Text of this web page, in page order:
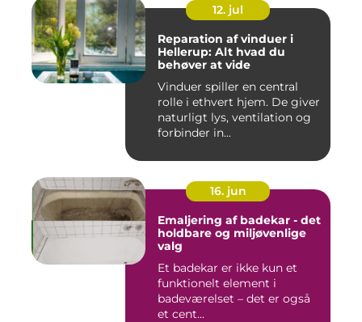
12. jul
Reparation af vinduer i
Hellerup: Alt hvad du
behøver at vide
Vinduer spiller en central
rolle i ethvert hjem. De giver
naturligt lys, ventilation og
forbinder in...
16. jun
Emaljering af badekar - det
holdbare og miljøvenlige
valg
Et badekar er ikke kun et
funktionelt element i
badeværelset – det er også
et cent...